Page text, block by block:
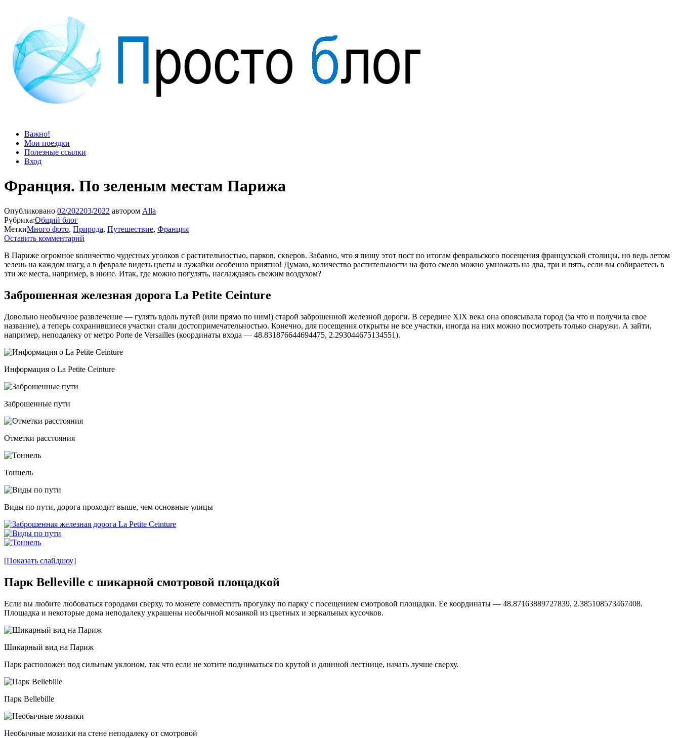
Просто блог
Мир удивительней, чем кажется
Важно!
Мои поездки
Полезные ссылки
Вход
Франция. По зеленым местам Парижа
Опубликовано 02/202203/2022 автором Alla
Рубрика:Общий блог
МеткиМного фото, Природа, Путешествие, Франция
Оставить комментарий
В Париже огромное количество чудесных уголков с растительностью, парков, скверов. Забавно, что я пишу этот пост по итогам февральского посещения французской столицы, но ведь летом
зелень на каждом шагу, а в феврале видеть цветы и лужайки особенно приятно! Думаю, количество растительности на фото смело можно умножать на два, три и пять, если вы собираетесь в
эти же места, например, в июне. Итак, где можно погулять, наслаждаясь свежим воздухом?
Заброшенная железная дорога La Petite Ceinture
Довольно необычное развлечение — гулять вдоль путей (или прямо по ним!) старой заброшенной железной дороги. В середине XIX века она опоясывала город (за что и получила свое
название), а теперь сохранившиеся участки стали достопримечательностью. Конечно, для посещения открыты не все участки, иногда на них можно посмотреть только снаружи. А зайти,
например, неподалеку от метро Porte de Versailles (координаты входа — 48.831876644694475, 2.293044675134551).
Информация о La Petite Ceinture
Заброшенные пути
Отметки расстояния
Тоннель
Виды по пути, дорога проходит выше, чем основные улицы
[Показать слайдшоу]
Парк Belleville с шикарной смотровой площадкой
Если вы любите любоваться городами сверху, то можете совместить прогулку по парку с посещением смотровой площадки. Ее координаты — 48.87163889727839, 2.385108573467408.
Площадка и некоторые дома неподалеку украшены необычной мозаикой из цветных и зеркальных кусочков.
Шикарный вид на Париж
Парк расположен под сильным уклоном, так что если не хотите подниматься по крутой и длинной лестнице, начать лучше сверху.
Парк Bellebille
Необычные мозаики на стене неподалеку от смотровой